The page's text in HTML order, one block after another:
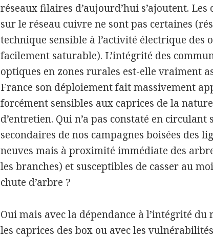
réseaux filaires d’aujourd’hui s’ajoutent.
sur le réseau cuivre ne sont pas certaines
technique sensible à l’activité électrique des
facilement saturable). L’intégrité des
optiques en zones rurales est-elle vraiment
France son déploiement fait massivement
forcément sensibles aux caprices de la
d’entretien. Qui n’a pas constaté en circulant
secondaires de nos campagnes boisées des
neuves mais à proximité immédiate des
les branches) et susceptibles de casser au
chute d’arbre ?
Oui mais avec la dépendance à l’intégrité du
les caprices des box ou avec les